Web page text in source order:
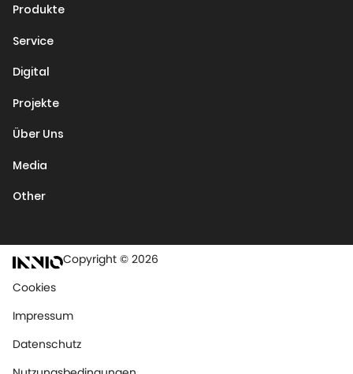
Produkte
Service
Digital
Projekte
Über Uns
Media
Other
Copyright © 2026
Cookies
Impressum
Datenschutz